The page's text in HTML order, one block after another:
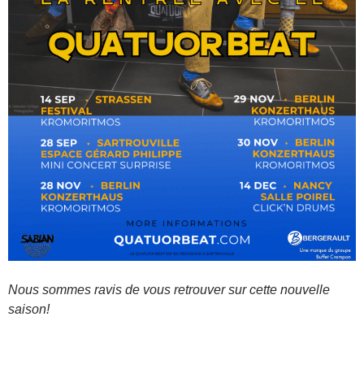
Nous sommes ravis de vous retrouver sur cette nouvelle
saison!